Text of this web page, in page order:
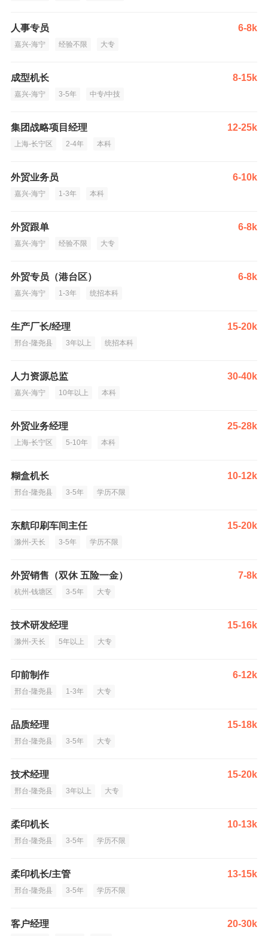
人事专员 6-8k
嘉兴-海宁 经验不限 大专
成型机长 8-15k
嘉兴-海宁 3-5年 中专/中技
集团战略项目经理 12-25k
上海-长宁区 2-4年 本科
外贸业务员 6-10k
嘉兴-海宁 1-3年 本科
外贸跟单 6-8k
嘉兴-海宁 经验不限 大专
外贸专员（港台区） 6-8k
嘉兴-海宁 1-3年 统招本科
生产厂长/经理 15-20k
邢台-隆尧县 3年以上 统招本科
人力资源总监 30-40k
嘉兴-海宁 10年以上 本科
外贸业务经理 25-28k
上海-长宁区 5-10年 本科
糊盒机长 10-12k
邢台-隆尧县 3-5年 学历不限
东航印刷车间主任 15-20k
滁州-天长 3-5年 学历不限
外贸销售（双休 五险一金） 7-8k
杭州-钱塘区 3-5年 大专
技术研发经理 15-16k
滁州-天长 5年以上 大专
印前制作 6-12k
邢台-隆尧县 1-3年 大专
品质经理 15-18k
邢台-隆尧县 3-5年 大专
技术经理 15-20k
邢台-隆尧县 3年以上 大专
柔印机长 10-13k
邢台-隆尧县 3-5年 学历不限
柔印机长/主管 13-15k
邢台-隆尧县 3-5年 学历不限
客户经理 20-30k